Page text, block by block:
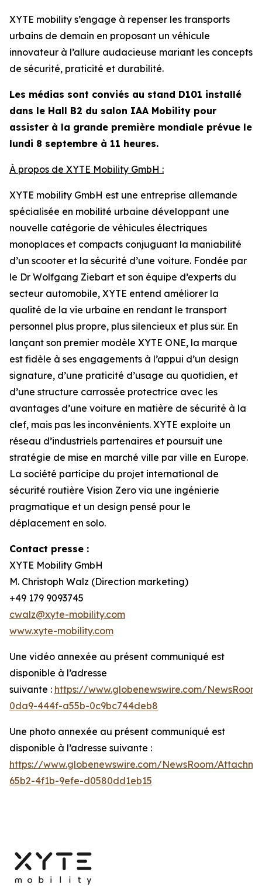
XYTE mobility s’engage à repenser les transports
urbains de demain en proposant un véhicule
innovateur à l’allure audacieuse mariant les concepts
de sécurité, praticité et durabilité.
Les médias sont conviés au stand D101 installé
dans le Hall B2 du salon IAA Mobility pour
assister à la grande première mondiale prévue le
lundi 8 septembre à 11 heures.
À propos de XYTE Mobility GmbH :
XYTE mobility GmbH est une entreprise allemande
spécialisée en mobilité urbaine développant une
nouvelle catégorie de véhicules électriques
monoplaces et compacts conjuguant la maniabilité
d’un scooter et la sécurité d’une voiture. Fondée par
le Dr Wolfgang Ziebart et son équipe d’experts du
secteur automobile, XYTE entend améliorer la
qualité de la vie urbaine en rendant le transport
personnel plus propre, plus silencieux et plus sûr. En
lançant son premier modèle XYTE ONE, la marque
est fidèle à ses engagements à l’appui d’un design
signature, d’une praticité d’usage au quotidien, et
d’une structure carrossée protectrice avec les
avantages d’une voiture en matière de sécurité à la
clef, mais pas les inconvénients. XYTE exploite un
réseau d’industriels partenaires et poursuit une
stratégie de mise en marché ville par ville en Europe.
La société participe du projet international de
sécurité routière Vision Zero via une ingénierie
pragmatique et un design pensé pour le
déplacement en solo.
Contact presse :
XYTE Mobility GmbH
M. Christoph Walz (Direction marketing)
+49 179 9093745
cwalz@xyte-mobility.com
www.xyte-mobility.com
Une vidéo annexée au présent communiqué est
disponible à l’adresse
suivante : https://www.globenewswire.com/
0da9-444f-a55b-0c9bc744deb8
Une photo annexée au présent communiqué est
disponible à l’adresse suivante :
https://www.globenewswire.com/NewsRoom/
65b2-4f1b-9efe-d0580dd1eb15